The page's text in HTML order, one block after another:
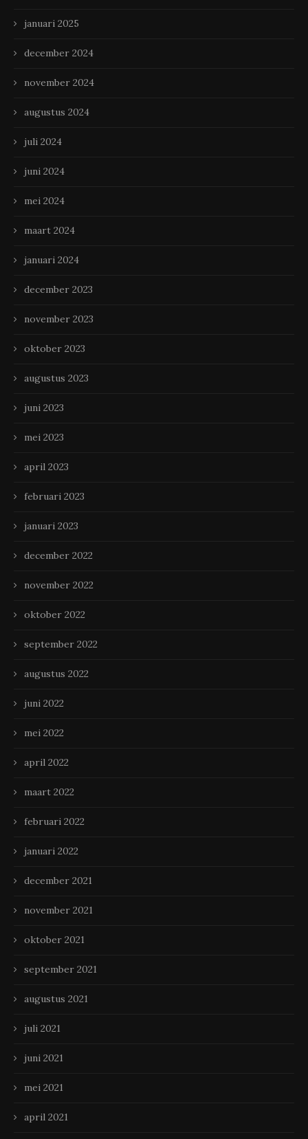
januari 2025
december 2024
november 2024
augustus 2024
juli 2024
juni 2024
mei 2024
maart 2024
januari 2024
december 2023
november 2023
oktober 2023
augustus 2023
juni 2023
mei 2023
april 2023
februari 2023
januari 2023
december 2022
november 2022
oktober 2022
september 2022
augustus 2022
juni 2022
mei 2022
april 2022
maart 2022
februari 2022
januari 2022
december 2021
november 2021
oktober 2021
september 2021
augustus 2021
juli 2021
juni 2021
mei 2021
april 2021